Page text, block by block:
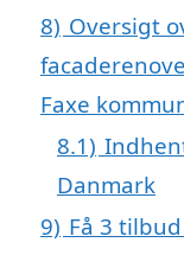
8) Oversigt
Faxe
8.1)
Danmark
9) Få 3